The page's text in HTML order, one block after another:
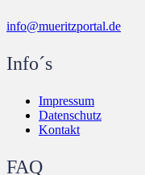
info@mueritzportal.de
Info´s
Impressum
Datenschutz
Kontakt
FAQ